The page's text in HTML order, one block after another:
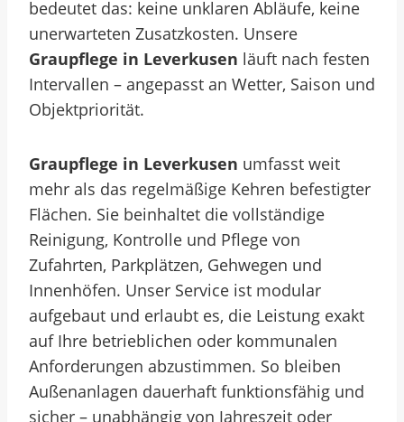
bedeutet das: keine unklaren Abläufe, keine
unerwarteten Zusatzkosten. Unsere
Graupflege in Leverkusen läuft nach festen
Intervallen – angepasst an Wetter, Saison und
Objektpriorität.
Graupflege in Leverkusen umfasst weit
mehr als das regelmäßige Kehren befestigter
Flächen. Sie beinhaltet die vollständige
Reinigung, Kontrolle und Pflege von
Zufahrten, Parkplätzen, Gehwegen und
Innenhöfen. Unser Service ist modular
aufgebaut und erlaubt es, die Leistung exakt
auf Ihre betrieblichen oder kommunalen
Anforderungen abzustimmen. So bleiben
Außenanlagen dauerhaft funktionsfähig und
sicher – unabhängig von Jahreszeit oder